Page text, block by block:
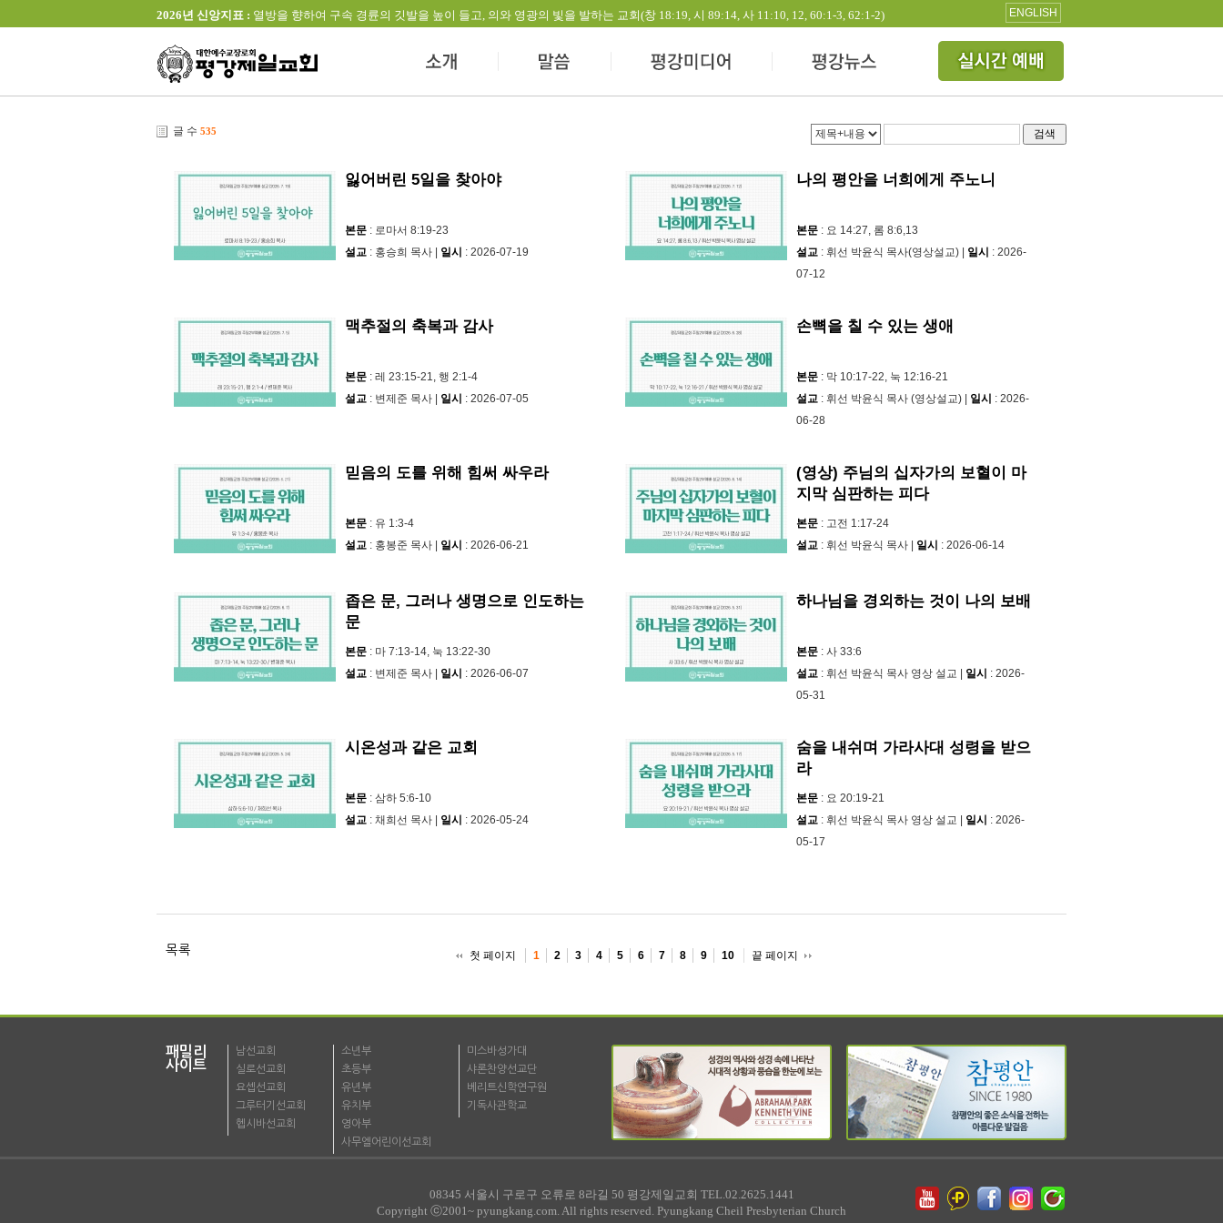
2026년 신앙지표 : 열방을 향하여 구속 경륜의 깃발을 높이 들고, 의와 영광의 빛을 발하는 교회(창 18:19, 시 89:14, 사 11:10, 12, 60:1-3, 62:1-2) ENGLISH
글 수 535 검색
잃어버린 5일을 찾아야
본문 : 로마서 8:19-23
설교 : 홍승희 목사 | 일시 : 2026-07-19
나의 평안을 너희에게 주노니
본문 : 요 14:27, 롬 8:6,13
설교 : 휘선 박윤식 목사(영상설교) | 일시 : 2026-
07-12
맥추절의 축복과 감사
본문 : 레 23:15-21, 행 2:1-4
설교 : 변제준 목사 | 일시 : 2026-07-05
손뼉을 칠 수 있는 생애
본문 : 막 10:17-22, 눅 12:16-21
설교 : 휘선 박윤식 목사 (영상설교) | 일시 : 2026-
06-28
믿음의 도를 위해 힘써 싸우라
본문 : 유 1:3-4
설교 : 홍봉준 목사 | 일시 : 2026-06-21
(영상) 주님의 십자가의 보혈이 마
지막 심판하는 피다
본문 : 고전 1:17-24
설교 : 휘선 박윤식 목사 | 일시 : 2026-06-14
좁은 문, 그러나 생명으로 인도하는
문
본문 : 마 7:13-14, 눅 13:22-30
설교 : 변제준 목사 | 일시 : 2026-06-07
하나님을 경외하는 것이 나의 보배
본문 : 사 33:6
설교 : 휘선 박윤식 목사 영상 설교 | 일시 : 2026-
05-31
시온성과 같은 교회
본문 : 삼하 5:6-10
설교 : 채희선 목사 | 일시 : 2026-05-24
숨을 내쉬며 가라사대 성령을 받으
라
본문 : 요 20:19-21
설교 : 휘선 박윤식 목사 영상 설교 | 일시 : 2026-
05-17
목록 첫 페이지 1 2 3 4 5 6 7 8 9 10 끝 페이지
패밀리
사이트
남선교회
실로선교회
요셉선교회
그루터기선교회
헵시바선교회
소년부
초등부
유년부
유치부
영아부
사무엘어린이선교회
미스바성가대
샤론찬양선교단
베리트신학연구원
기독사관학교
08345 서울시 구로구 오류로 8라길 50 평강제일교회 TEL.02.2625.1441
Copyright ⓒ2001~ pyungkang.com. All rights reserved. Pyungkang Cheil Presbyterian Church